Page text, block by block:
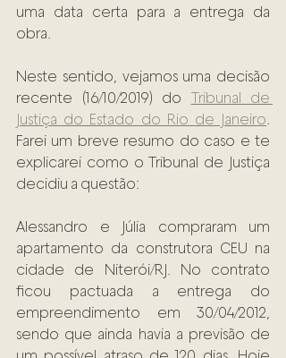
uma data certa para a entrega da
obra.
Neste sentido, vejamos uma decisão
recente (16/10/2019) do Tribunal de
Justiça do Estado do Rio de Janeiro.
Farei um breve resumo do caso e te
explicarei como o Tribunal de Justiça
decidiu a questão:
Alessandro e Júlia compraram um
apartamento da construtora CEU na
cidade de Niterói/RJ. No contrato
ficou pactuada a entrega do
empreendimento em 30/04/2012,
sendo que ainda havia a previsão de